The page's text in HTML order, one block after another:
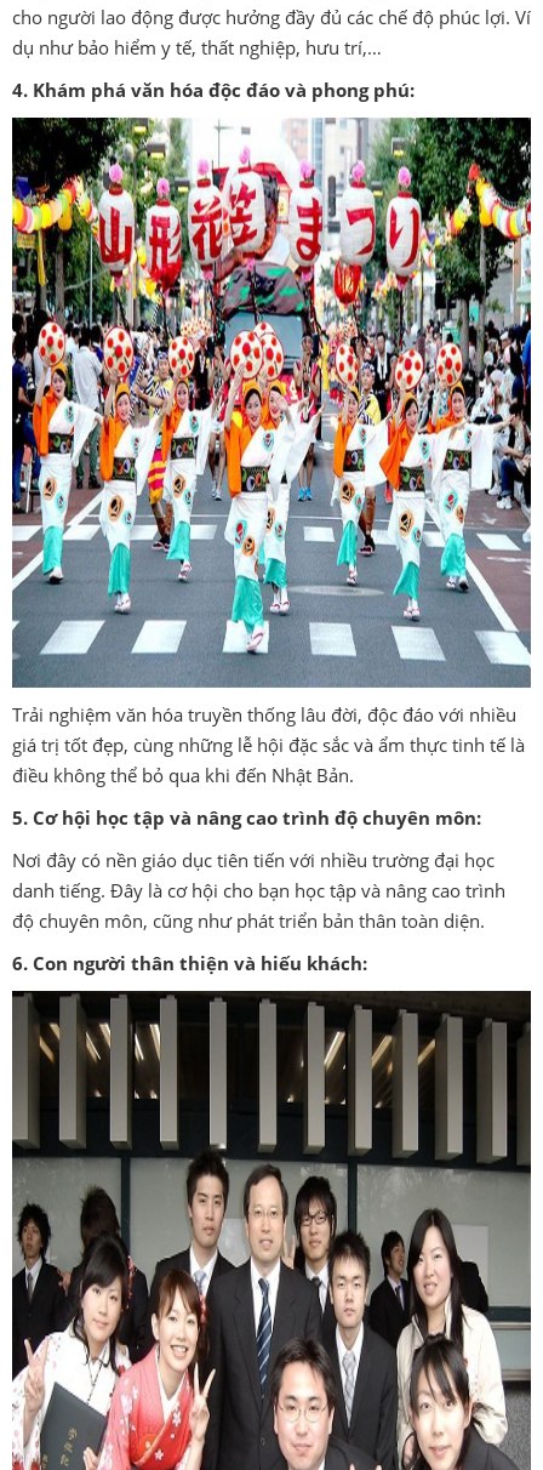
cho người lao động được hưởng đầy đủ các chế độ phúc lợi. Ví
dụ như bảo hiểm y tế, thất nghiệp, hưu trí,…
4. Khám phá văn hóa độc đáo và phong phú:
Trải nghiệm văn hóa truyền thống lâu đời, độc đáo với nhiều
giá trị tốt đẹp, cùng những lễ hội đặc sắc và ẩm thực tinh tế là
điều không thể bỏ qua khi đến Nhật Bản.
5. Cơ hội học tập và nâng cao trình độ chuyên môn:
Nơi đây có nền giáo dục tiên tiến với nhiều trường đại học
danh tiếng. Đây là cơ hội cho bạn học tập và nâng cao trình
độ chuyên môn, cũng như phát triển bản thân toàn diện.
6. Con người thân thiện và hiếu khách: